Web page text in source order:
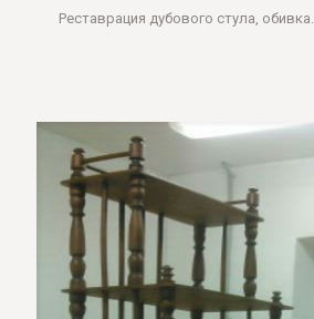
Реставрация дубового стула, обивка.